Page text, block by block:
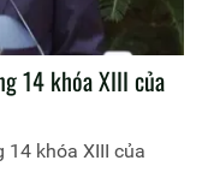
14 khóa XIII của
14 khóa XIII của